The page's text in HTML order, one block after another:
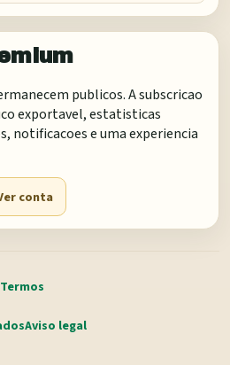
publicos. A subscricao
exportavel, estatisticas
notificacoes e uma experiencia
conta
Termos
Aviso legal